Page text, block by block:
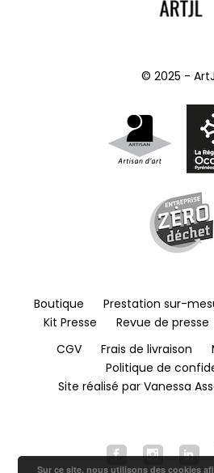
© 2025 -
Boutique Prestation sur-
Kit Presse
Revue de presse
CGV
Frais de livraison
Politique de
Site réalisé par Vanessa
Sur ce site, nous utilisons des cookies